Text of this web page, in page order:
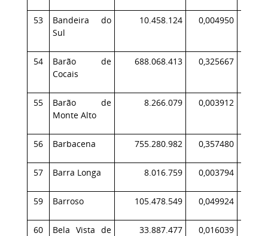
53
Bandeira do
Sul
10.458.124 0,004950
54
Barão de
Cocais
688.068.413 0,325667
55
Barão de
Monte Alto
8.266.079 0,003912
56 Barbacena 755.280.982 0,357480
57 Barra Longa 8.016.759 0,003794
59 Barroso 105.478.549 0,049924
60
Bela Vista de
33.887.477 0,016039